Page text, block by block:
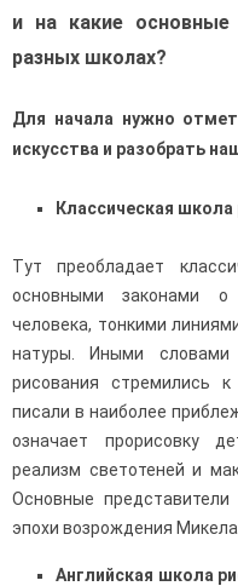
и на какие
разных школах?
Для начала нужно
искусства и разобрать
Классическая школа
Тут преобладает
основными законами о
человека, тонкими
натуры. Иными словами
рисования стремились
писали в наиболее
означает прорисовку
реализм светотеней и
Основные
эпохи возрождения
Английская школа